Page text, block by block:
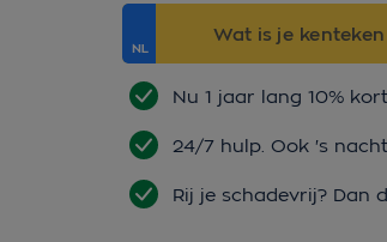
Nu 1 jaar lang 10%
24/7 hulp. Ook 's
Rij je schadevrij? Dan